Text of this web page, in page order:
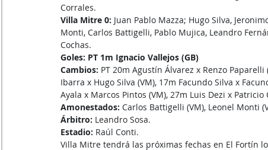
Corrales.
Villa Mitre 0: Juan Pablo Mazza; Hugo Silva,
Monti, Carlos Battigelli, Pablo Mujica, Leandro
Cochas.
Goles: PT 1m Ignacio Vallejos (GB)
Cambios: PT 20m Agustín Álvarez x Renzo Paparelli
Ibarra x Hugo Silva (VM), 17m Facundo Silva x
Ayala x Marcos Pintos (VM), 27m Luis Dezi x
Amonestados: Carlos Battigelli (VM), Leonel Monti
Árbitro: Leandro Sosa.
Estadio: Raúl Conti.
Villa Mitre tendrá las próximas fechas en El Fortín